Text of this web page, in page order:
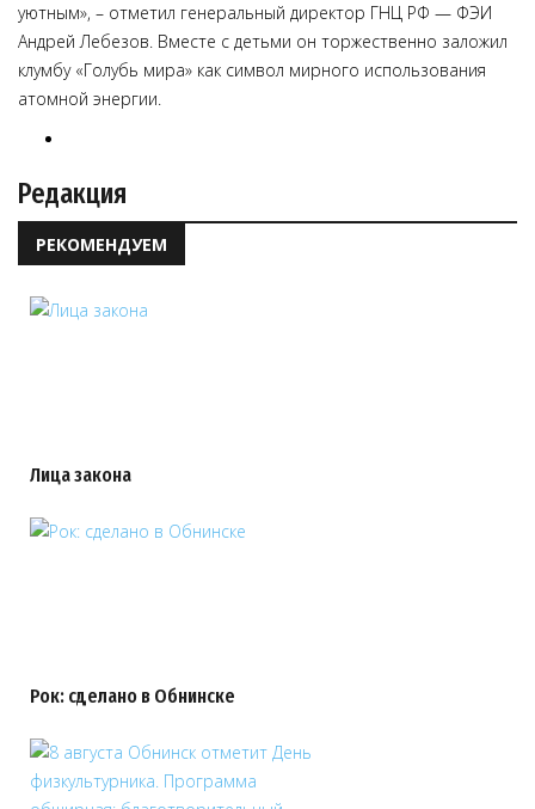
уютным», – отметил генеральный директор ГНЦ РФ — ФЭИ
Андрей Лебезов. Вместе с детьми он торжественно заложил
клумбу «Голубь мира» как символ мирного использования
атомной энергии.
Редакция
РЕКОМЕНДУЕМ
Лица закона
Рок: сделано в Обнинске